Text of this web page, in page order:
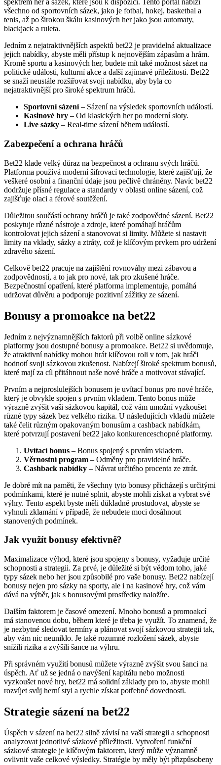
spektrem her a sázek, které jsou k dispozici. Tento portál nabízí
všechno od sportovních sázek, jako je fotbal, hokej, basketbal a
tenis, až po širokou škálu kasinových her jako jsou automaty,
blackjack a ruleta.
Jedním z nejatraktivnějších aspektů bet22 je pravidelná aktualizace
jejich nabídky, abyste měli přístup k nejnovějším zápasům a hrám.
Kromě sportu a kasinových her, budete mít také možnost sázet na
politické události, kulturní akce a další zajímavé příležitosti. Bet22
se snaží neustále rozšiřovat svoji nabídku, aby byla co
nejatraktivnější pro široké spektrum hráčů.
Sportovní sázení– Sázení na výsledek sportovních událostí.
Kasinové hry – Od klasických her po moderní sloty.
Live sázky – Real-time sázení během událostí.
Zabezpečení a ochrana hráčů
Bet22 klade velký důraz na bezpečnost a ochranu svých hráčů.
Platforma používá moderní šifrovací technologie, které zajišťují, že
veškeré osobní a finanční údaje jsou pečlivě chráněny. Navíc bet22
dodržuje přísné regulace a standardy v oblasti online sázení, což
zajišťuje olaci a férové soutěžení.
Důležitou součástí ochrany hráčů je také zodpovědné sázení. Bet22
poskytuje různé nástroje a zdroje, které pomáhají hráčům
kontrolovat jejich sázení a stanovovat si limity. Můžete si nastavit
limity na vklady, sázky a ztráty, což je klíčovým prvkem pro udržení
zdravého sázení.
Celkově bet22 pracuje na zajištění rovnováhy mezi zábavou a
zodpovědností, a to jak pro nové, tak pro zkušené hráče.
Bezpečnostní opatření, které platforma implementuje, pomáhá
udržovat důvěru a podporuje pozitivní zážitky ze sázení.
Bonusy a promoakce na bet22
Jedním z nejvýznamnějších faktorů při volbě online sázkové
platformy jsou dostupné bonusy a promoakce. Bet22 si uvědomuje,
že atraktivní nabídky mohou hrát klíčovou roli v tom, jak hráči
hodnotí svoji sázkovou zkušenost. Nabízejí široké spektrum bonusů,
které mají za cíl přitáhnout naše nové hráče a motivovat stávající.
Prvním a nejproslulejších bonusem je uvítací bonus pro nové hráče,
který je obvykle spojen s prvním vkladem. Tento bonus může
výrazně zvýšit vaši sázkovou kapitál, což vám umožní vyzkoušet
různé typy sázek bez velkého rizika. U následujících vkladů můžete
také čelit různým opakovaným bonusům a cashback nabídkám,
které potvrzují postavení bet22 jako konkurenceschopné platformy.
Uvítací bonus – Bonus spojený s prvním vkladem.
Věrnostní program – Odměny pro pravidelné hráče.
Cashback nabídky – Návrat určitého procenta ze ztrát.
Je dobré mít na paměti, že všechny tyto bonusy přicházejí s určitými
podmínkami, které je nutné splnit, abyste mohli získat a vybrat své
výhry. Tento aspekt byste měli důkladně prostudovat, abyste se
vyhnuli zklamání v případě, že nebudete moci dosáhnout
stanovených podmínek.
Jak využít bonusy efektivně?
Maximalizace výhod, které jsou spojeny s bonusy, vyžaduje určité
schopnosti a strategii. Za prvé, je důležité si být vědom toho, jaké
typy sázek nebo her jsou způsobilé pro vaše bonusy. Bet22 nabízejí
bonusy nejen pro sázky na sporty, ale i na kasinové hry, což vám
dává na výběr, jak s bonusovými prostředky naložíte.
Dalším faktorem je časové omezení. Mnoho bonusů a promoakcí
má stanovenou dobu, během které je třeba je využít. To znamená, že
je nezbytné sledovat termíny a plánovat svojí sázkovou strategii tak,
aby vám nic neuniklo. Je také rozumné rozložení sázek, abyste
snížili rizika a zvýšili šance na výhru.
Při správném využití bonusů můžete výrazně zvýšit svou šanci na
úspěch. Ať už se jedná o navýšení kapitálu nebo možnosti
vyzkoušet nové hry, bet22 má solidní základy pro to, abyste mohli
rozvíjet svůj herní styl a rychle získat potřebné dovednosti.
Strategie sázení na bet22
Úspěch v sázení na bet22 silně závisí na vaší strategii a schopnosti
analyzovat jednotlivé sázkové příležitosti. Vytvoření funkční
sázkové strategie je klíčovým faktorem, který může významně
ovlivnit vaše celkové výsledky. Stratégie by měly být přizpůsobeny